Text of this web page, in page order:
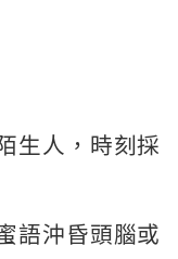
生人，時刻採
語沖昏頭腦或